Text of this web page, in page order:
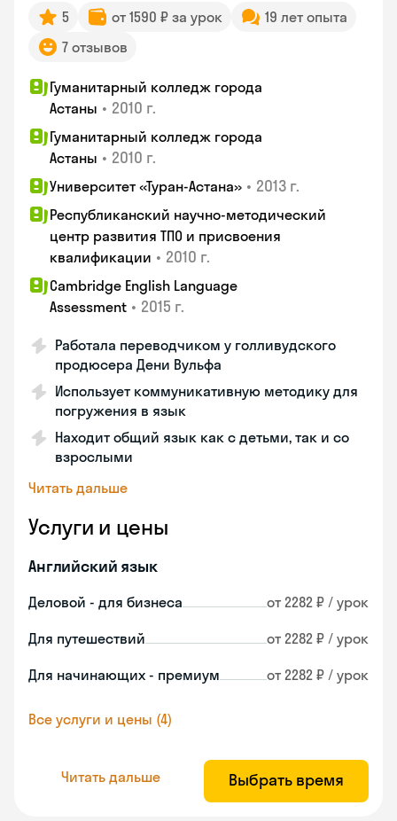
5 от 1590 ₽ за урок
19 лет опыта
7 отзывов
Гуманитарный колледж города
Астаны • 2010 г.
Гуманитарный колледж города
Астаны • 2010 г.
Университет «Туран-Астана» • 2013 г.
Республиканский научно-методический
центр развития ТПО и присвоения
квалификации • 2010 г.
Cambridge English Language
Assessment • 2015 г.
Работала переводчиком у голливудского
продюсера Дени Вульфа
Использует коммуникативную методику для
погружения в язык
Находит общий язык как с детьми, так и со
взрослыми
Читать дальше
Услуги и цены
Английский язык
Деловой - для бизнеса от 2282 ₽ / урок
Для путешествий от 2282 ₽ / урок
Для начинающих - премиум от 2282 ₽ / урок
Все услуги и цены (4)
Читать дальше Выбрать время